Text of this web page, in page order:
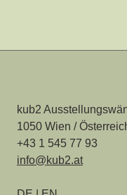
kub2
1050 Wien /
+43 1 545 77 93
info@kub2.at